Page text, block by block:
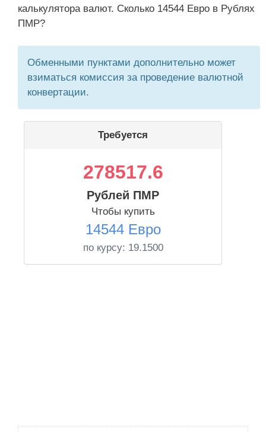
калькулятора валют. Сколько 14544 Евро в Рублях
ПМР?
Обменными пунктами дополнительно может
взиматься комиссия за проведение валютной
конвертации.
Требуется
278517.6
Рублей ПМР
Чтобы купить
14544 Евро
по курсу: 19.1500